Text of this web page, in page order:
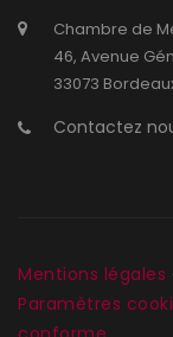
Chambre de
46, Avenue
33073
Contactez
Mentions légales
Paramètres